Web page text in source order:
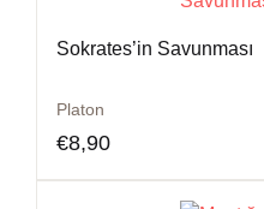
Sokrates’in Savunması
Platon
€8,90